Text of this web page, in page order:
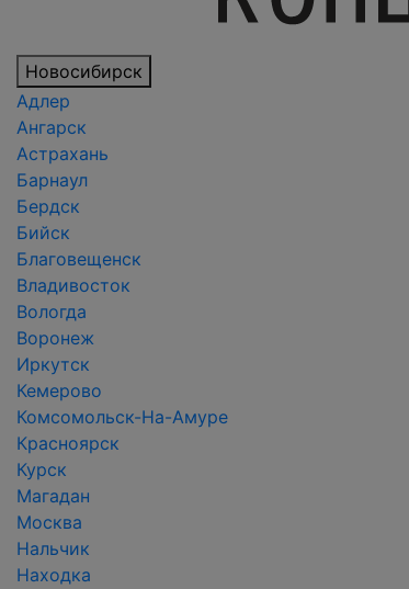
Новосибирск
Адлер
Ангарск
Астрахань
Барнаул
Бердск
Бийск
Благовещенск
Владивосток
Вологда
Воронеж
Иркутск
Кемерово
Комсомольск-На-Амуре
Красноярск
Курск
Магадан
Москва
Нальчик
Находка